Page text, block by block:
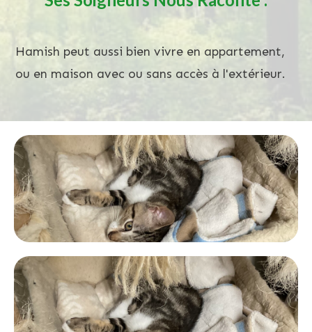
Hamish peut aussi bien vivre en appartement,
ou en maison avec ou sans accès à l'extérieur.